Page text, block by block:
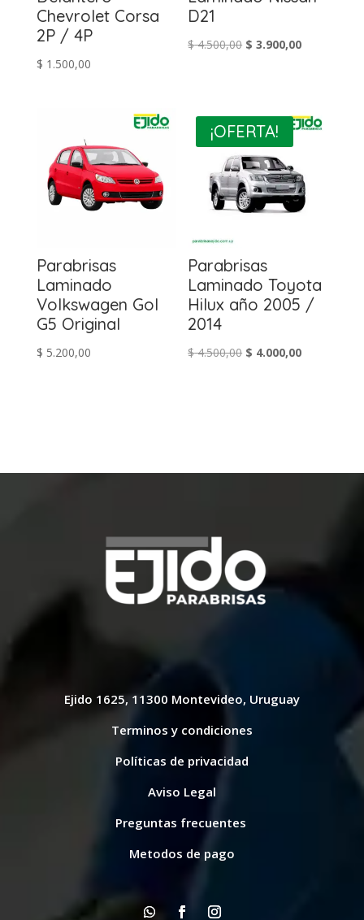
Chevrolet Corsa
2P / 4P
$ 1.500,00
D21
$4.500,00 El
$ 4.500,00.
$ 3.900,00El
$ 3.900,00.
Parabrisas
Laminado
Volkswagen Gol
G5 Original
$ 5.200,00
¡OFERTA!
Parabrisas
Laminado Toyota
Hilux año 2005 /
2014
$4.500,00 El
$ 4.000,00El
Ejido 1625, 11300 Montevideo, Uruguay
Terminos y condiciones
Políticas de privacidad
Aviso Legal
Preguntas frecuentes
Metodos de pago